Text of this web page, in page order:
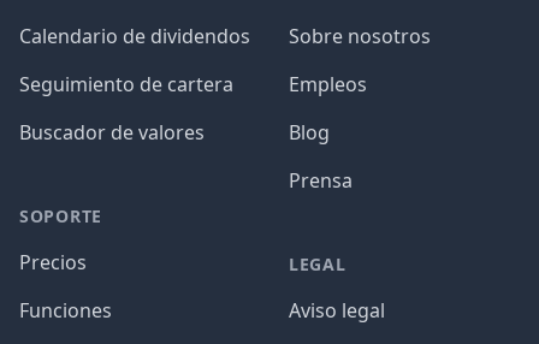
Calendario de dividendos
Seguimiento de cartera
Buscador de valores
SOPORTE
Precios
Funciones
Sobre nosotros
Empleos
Blog
Prensa
LEGAL
Aviso legal